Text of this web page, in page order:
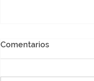
Comentarios